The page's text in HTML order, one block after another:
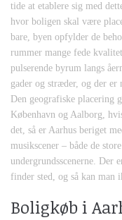
tide at etablere sig med
hvor boligen skal være
bare, byen opfylder de
rummer mange fede
pulserende byrum langs
gader og stræder, og der er
Den geografiske placering
København og Aalborg,
det, så er Aarhus beriget
musikscener – både de
undergrundsscenerne. Der
finder sted, og så kan man
Boligkøb i